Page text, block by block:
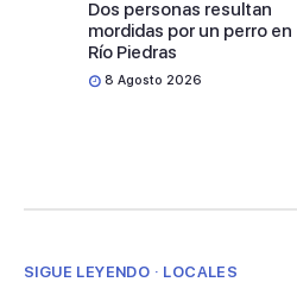
Dos personas resultan
mordidas por un perro en
Río Piedras
8 Agosto 2026
SIGUE LEYENDO · LOCALES